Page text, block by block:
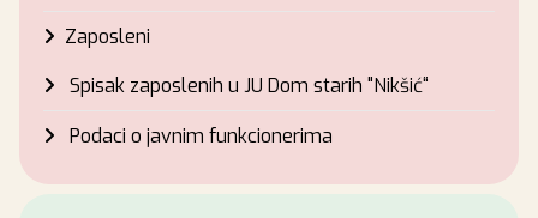
Zaposleni
Spisak zaposlenih u JU Dom starih "Nikšić“
Podaci o javnim funkcionerima